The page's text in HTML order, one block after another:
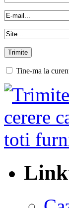
Tine-ma la